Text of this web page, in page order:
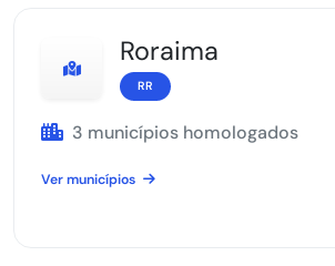
Roraima
RR
3 municípios homologados
Ver municípios